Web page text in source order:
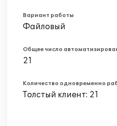
Вариант работы
Файловый
Общее число
21
Количество одновременно
Толстый клиент: 21